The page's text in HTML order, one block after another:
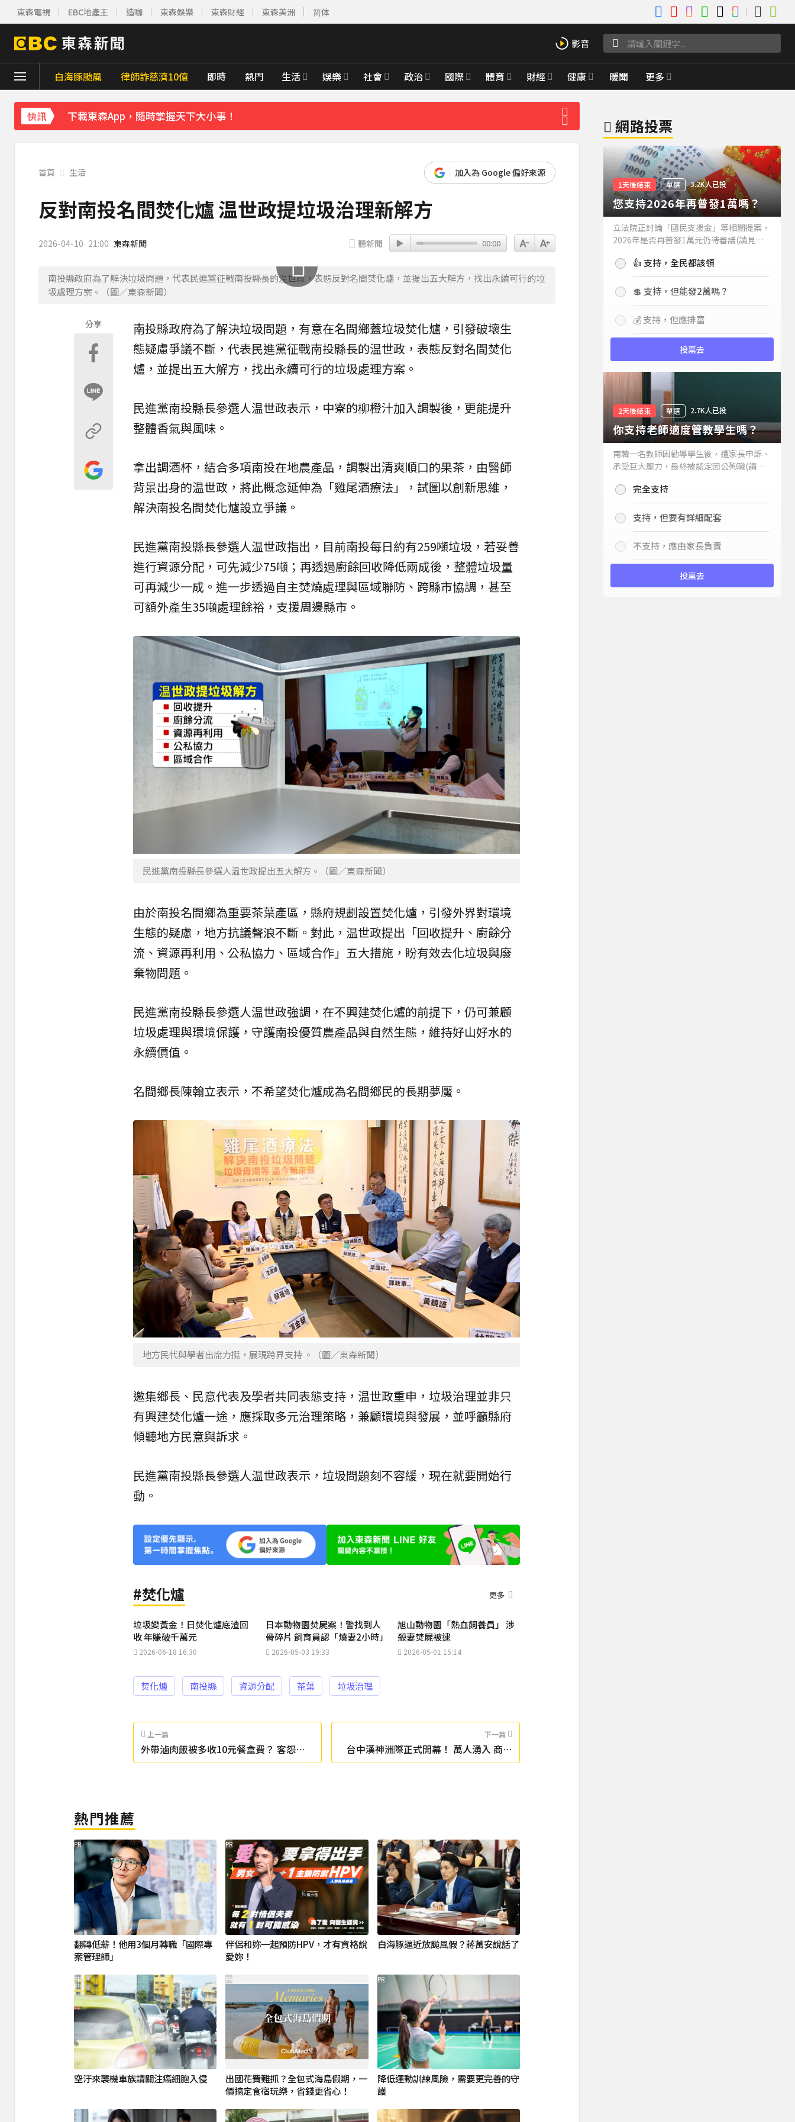
東森電視 EBC地產王 造咖 東森娛樂 東森財經 東森美洲 简体
白海豚颱風 律師詐慈濟10億 即時 熱門 生活 娛樂 社會 政治 國際 體育 財經 健康 暖聞 更多
快訊
《理財達人秀》X 安聯投信免費講座報名中！搶先卡位 2027
下載東森App，隨時掌握天下大小事！
菲律賓外海規模5.8強震！首都馬尼拉震感明顯
17分鐘前
首頁 生活 加入為 Google 偏好來源
反對南投名間焚化爐 温世政提垃圾治理新解方
2026-04-10 21:00 東森新聞 聽新聞 00:00
南投縣政府為了解決垃圾問題，代表民進黨征戰南投縣長的温世政，表態反對名間焚化爐，並提出五大解方，找出永續可行的垃
圾處理方案。（圖／東森新聞）
分享 南投縣政府為了解決垃圾問題，有意在名間鄉蓋垃圾焚化爐 ，引發破壞生
態疑慮爭議不斷，代表民進黨征戰南投縣長的温世政，表態反對名間焚化
爐，並提出五大解方，找出永續可行的垃圾處理方案。
民進黨南投縣長參選人温世政表示，中寮的柳橙汁加入調製後，更能提升
整體香氣與風味。
拿出調酒杯，結合多項南投在地農產品，調製出清爽順口的果茶，由醫師
背景出身的温世政，將此概念延伸為「雞尾酒療法」，試圖以創新思維，
解決南投名間焚化爐設立爭議。
民進黨南投縣長參選人温世政指出，目前南投每日約有259噸垃圾，若妥善
進行資源分配 ，可先減少75噸；再透過廚餘回收降低兩成後，整體垃圾量
可再減少一成。進一步透過自主焚燒處理與區域聯防、跨縣市協調，甚至
可額外產生35噸處理餘裕，支援周邊縣市。
民進黨南投縣長參選人温世政提出五大解方。（圖／東森新聞）
由於南投名間鄉為重要茶葉產區，縣府規劃設置焚化爐，引發外界對環境
生態的疑慮，地方抗議聲浪不斷。對此，温世政提出「回收提升、廚餘分
流、資源再利用、公私協力、區域合作」五大措施，盼有效去化垃圾與廢
棄物問題。
民進黨南投縣長參選人温世政強調，在不興建焚化爐的前提下，仍可兼顧
垃圾處理與環境保護，守護南投優質農產品與自然生態，維持好山好水的
永續價值。
名間鄉長陳翰立表示，不希望焚化爐成為名間鄉民的長期夢魘。
地方民代與學者出席力挺，展現跨界支持 。（圖／東森新聞）
邀集鄉長、民意代表及學者共同表態支持，温世政重申， 垃圾治理並非只
有興建焚化爐一途，應採取多元治理策略，兼顧環境與發展，並呼籲縣府
傾聽地方民意與訴求。
民進黨南投縣長參選人温世政表示，垃圾問題刻不容緩，現在就要開始行
動。
#焚化爐 更多
垃圾變黃金！日焚化爐底渣回
收 年賺破千萬元
2026-06-18 16:30
日本動物園焚屍案！警找到人
骨碎片 飼育員認「燒妻2小時」
2026-05-03 19:33
旭山動物園「熱血飼養員」 涉
殺妻焚屍被逮
2026-05-01 15:14
焚化爐 南投縣 資源分配 茶葉 垃圾治理
上一篇
外帶滷肉飯被多收10元餐盒費？ 客怨：
感受差！
下一篇
台中漢神洲際正式開幕！ 萬人湧入 商場
塞爆
熱門推薦
翻轉低薪！他用3個月轉職「國際專
案管理師」
PR
伴侶和妳一起預防HPV，才有資格說
愛妳！
PR
白海豚逼近放颱風假？蔣萬安說話了
空汙來襲機車族請關注癌細胞入侵
PR
出國花費難抓？全包式海島假期，一
價搞定食宿玩樂，省錢更省心！
PR
降低運動訓練風險，需要更完善的守
護
PR
網路投票
1天後結束 單選 3.2K人已投
您支持2026年再普發1萬嗎？
立法院正討論「國民支援金」等相關提案，
2026年是否再普發1萬元仍待審議(請見下
持嗎？👍 支持，全民都該領
💲 支持，但能發2萬嗎？
💰 支持，但應排富
投票去
2天後結束 單選 2.7K人已投
你支持老師適度管教學生嗎？
南韓一名教師因勸導學生後，遭家長申訴、
承受巨大壓力，最終被認定因公殉職(請見
你支持老師適度管教學生嗎？
完全支持
支持，但要有詳細配套
不支持，應由家長負責
投票去